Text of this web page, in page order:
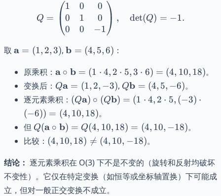
{2} \cdot
\frac{\sqrt{2}}
{2}, 0 \cdot 0
\frac{2}{4},
= (-0.5, 0.5, 0)
Q = \begin{pmatrix} 1 &
Q =
1
0
0
0
1
0
0
0
−1
, det(Q) = −1.
取 \mathbf{a}
a = (1, 2,3),\mathbf{b}
b = (4, 5,6) ：
原乘积： \mathbf{a}
\circ
\mathbf{b}
= (1 \cdot
4, 2 \cdot 5,
3 \cdot 6)
= (4,10,18)
a ∘ b = (1 ⋅ 4, 2 ⋅ 5,3 ⋅ 6) = (4, 10, 18)。
变换后： Q\mathbf{a}
= (1,2,-3)
Qa = (1, 2, −3), Q\mathbf{b}
= (4,5,-6)
Qb = (4, 5, −6)。
逐元素乘积： (Q\mathbf{a})
\circ
(Q\mathbf{b})
= (1 \cdot 4, 2
\cdot 5, (-3)
(4,10,18)
(Qa) ∘ (Qb) = (1 ⋅ 4, 2 ⋅ 5, (−3) ⋅
(−6)) = (4, 10, 18)。
但 Q
(\mathbf{a}
\circ
\mathbf{b})
= Q(4,10,18)
= (4,10,-18)
Q(a ∘ b) = Q(4, 10, 18) = (4, 10, −18)。
比较： (4,10,18)
(4,10,-18)
(4, 10, 18) 
= (4, 10, −18)。
结论： 逐元素乘积在 O(3) 下不是不变的（旋转和反射均破坏
不变性）。它仅在特定变换（如恒等或坐标轴置换）下可能成
立，但对一般正交变换不成立。